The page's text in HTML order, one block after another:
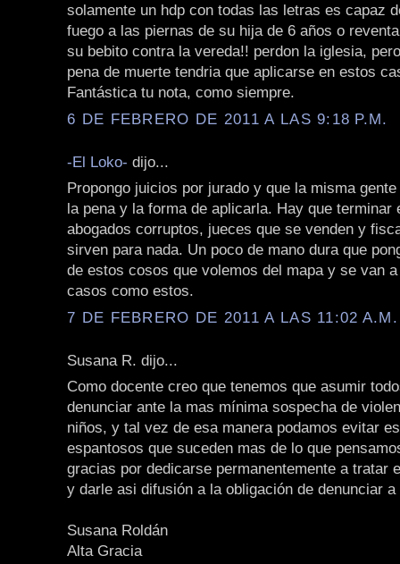
solamente un hdp con todas las letras es capaz
fuego a las piernas de su hija de 6 años o
su bebito contra la vereda!! perdon la iglesia,
pena de muerte tendria que aplicarse en estos
Fantástica tu nota, como siempre.
6 DE FEBRERO DE 2011 A LAS 9:18 P.M.
-El Loko- dijo...
Propongo juicios por jurado y que la misma
la pena y la forma de aplicarla. Hay que terminar
abogados corruptos, jueces que se venden y
sirven para nada. Un poco de mano dura que
de estos cosos que volemos del mapa y se van
casos como estos.
7 DE FEBRERO DE 2011 A LAS 11:02 A.M.
Susana R. dijo...
Como docente creo que tenemos que asumir
denunciar ante la mas mínima sospecha de
niños, y tal vez de esa manera podamos evitar
espantosos que suceden mas de lo que
gracias por dedicarse permanentemente a tratar
y darle asi difusión a la obligación de denunciar a
Susana Roldán
Alta Gracia